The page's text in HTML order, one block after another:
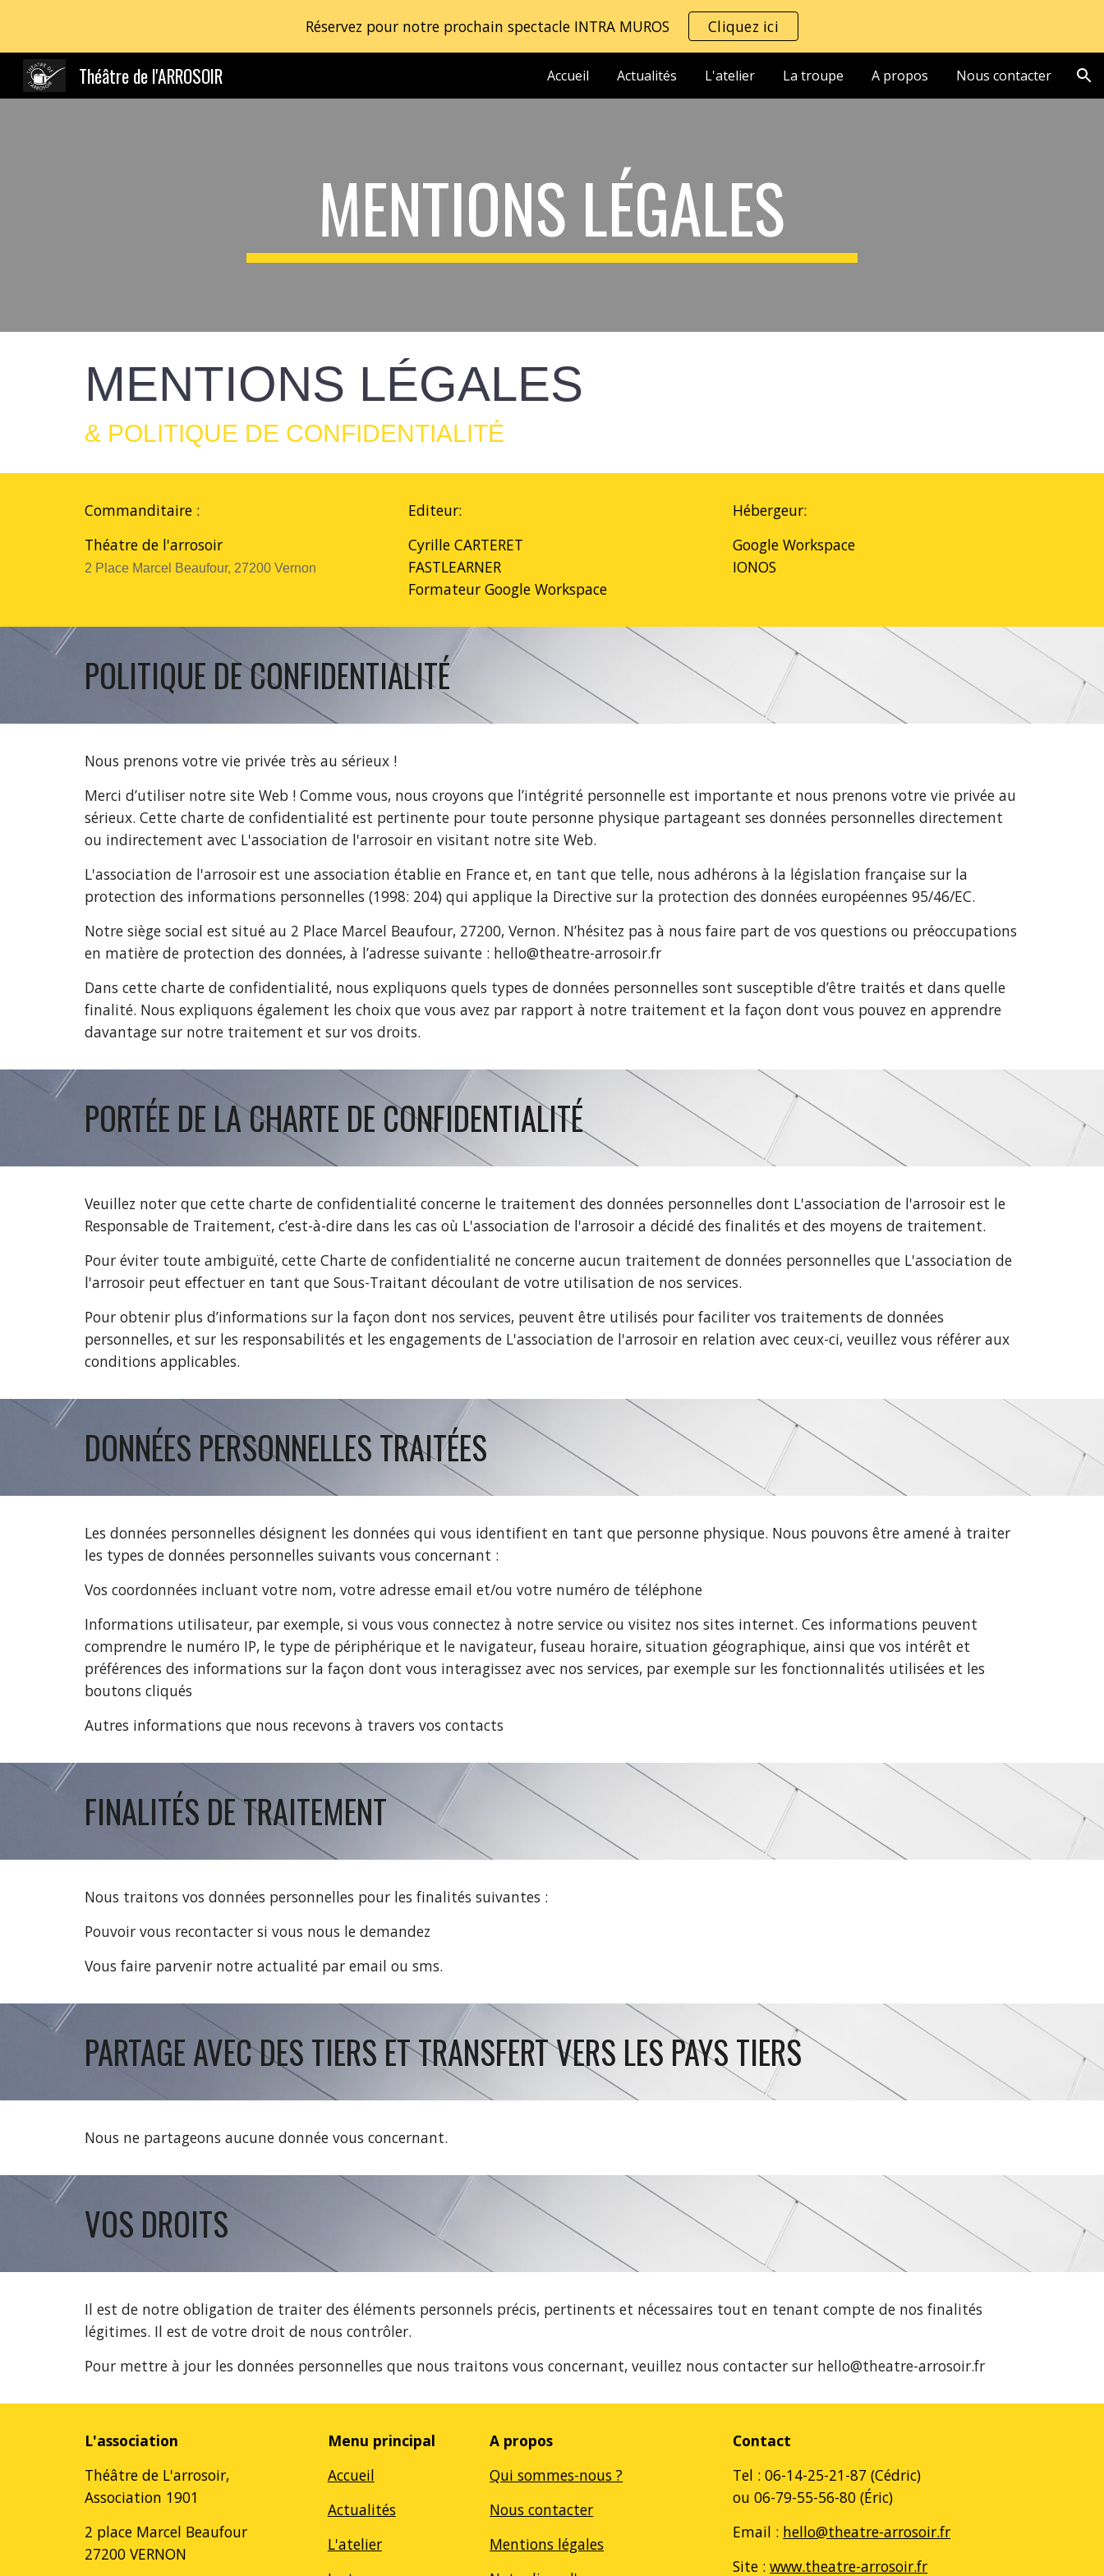
Skip to main content Skip to navigation
Réservez pour notre prochain spectacle INTRA MUROS Cliquez ici
Théâtre de l'ARROSOIR Accueil Actualités L'atelier La troupe A propos Nous contacter
MENTIONS LÉGALES
MENTIONS LÉGALES
& POLITIQUE DE CONFIDENTIALITÉ
Commanditaire :
Théatre de l'arrosoir
2 Place Marcel Beaufour, 27200 Vernon
Editeur:
Cyrille CARTERET
FASTLEARNER
Formateur Google Workspace
Hébergeur:
Google Workspace
IONOS
POLITIQUE DE CONFIDENTIALITÉ
Nous prenons votre vie privée très au sérieux !
Merci d’utiliser notre site Web ! Comme vous, nous croyons que l’intégrité personnelle est importante et nous prenons votre vie privée au
sérieux. Cette charte de confidentialité est pertinente pour toute personne physique partageant ses données personnelles directement
ou indirectement avec L'association de l'arrosoiren visitant notre site Web.
L'association de l'arrosoirest une association établie en France et, en tant que telle, nous adhérons à la législation française sur la
protection des informations personnelles (1998: 204) qui applique la Directive sur la protection des données européennes 95/46/EC.
Notre siège social est situé au 2 Place Marcel Beaufour, 27200, Vernon. N’hésitez pas à nous faire part de vos questions ou préoccupations
en matière de protection des données, à l’adresse suivante : hello@theatre-arrosoir.fr
Dans cette charte de confidentialité, nous expliquons quels types de données personnelles sont susceptible d’être traités et dans quelle
finalité. Nous expliquons également les choix que vous avez par rapport à notre traitement et la façon dont vous pouvez en apprendre
davantage sur notre traitement et sur vos droits.
PORTÉE DE LA CHARTE DE CONFIDENTIALITÉ
Veuillez noter que cette charte de confidentialité concerne le traitement des données personnelles dont L'association de l'arrosoir est le
Responsable de Traitement, c’est-à-dire dans les cas où L'association de l'arrosoira décidé des finalités et des moyens de traitement.
Pour éviter toute ambiguïté, cette Charte de confidentialité ne concerne aucun traitement de données personnelles que L'association de
l'arrosoirpeut effectuer en tant que Sous-Traitant découlant de votre utilisation de nos services.
Pour obtenir plus d’informations sur la façon dont nos services, peuvent être utilisés pour faciliter vos traitements de données
personnelles, et sur les responsabilités et les engagements de L'association de l'arrosoiren relation avec ceux-ci, veuillez vous référer aux
conditions applicables.
DONNÉES PERSONNELLES TRAITÉES
Les données personnelles désignent les données qui vous identifient en tant que personne physique. Nous pouvons être amené à traiter
les types de données personnelles suivants vous concernant :
Vos coordonnées incluant votre nom, votre adresse email et/ou votre numéro de téléphone
Informations utilisateur, par exemple, si vous vous connectez à notre service ou visitez nos sites internet. Ces informations peuvent
comprendre le numéro IP, le type de périphérique et le navigateur, fuseau horaire, situation géographique, ainsi que vos intérêt et
préférences des informations sur la façon dont vous interagissez avec nos services, par exemple sur les fonctionnalités utilisées et les
boutons cliqués
Autres informations que nous recevons à travers vos contacts
FINALITÉS DE TRAITEMENT
Nous traitons vos données personnelles pour les finalités suivantes :
Pouvoir vous recontacter si vous nous le demandez
Vous faire parvenir notre actualité par email ou sms.
PARTAGE AVEC DES TIERS ET TRANSFERT VERS LES PAYS TIERS
Nous ne partageons aucune donnée vous concernant.
VOS DROITS
Il est de notre obligation de traiter des éléments personnels précis, pertinents et nécessaires tout en tenant compte de nos finalités
légitimes. Il est de votre droit de nous contrôler.
Pour mettre à jour les données personnelles que nous traitons vous concernant, veuillez nous contacter sur hello@theatre-arrosoir.fr
L'association
Théâtre de L'arrosoir,
Association 1901
2 place Marcel Beaufour
27200 VERNON
Menu principal
Accueil
Actualités
L'atelier
A propos
Qui sommes-nous ?
Nous contacter
Mentions légales
Contact
Tel : 06-14-25-21-87 (Cédric)
ou 06-79-55-56-80 (Éric)
Email : hello@theatre-arrosoir.fr
Site :www.theatre-arrosoir.fr